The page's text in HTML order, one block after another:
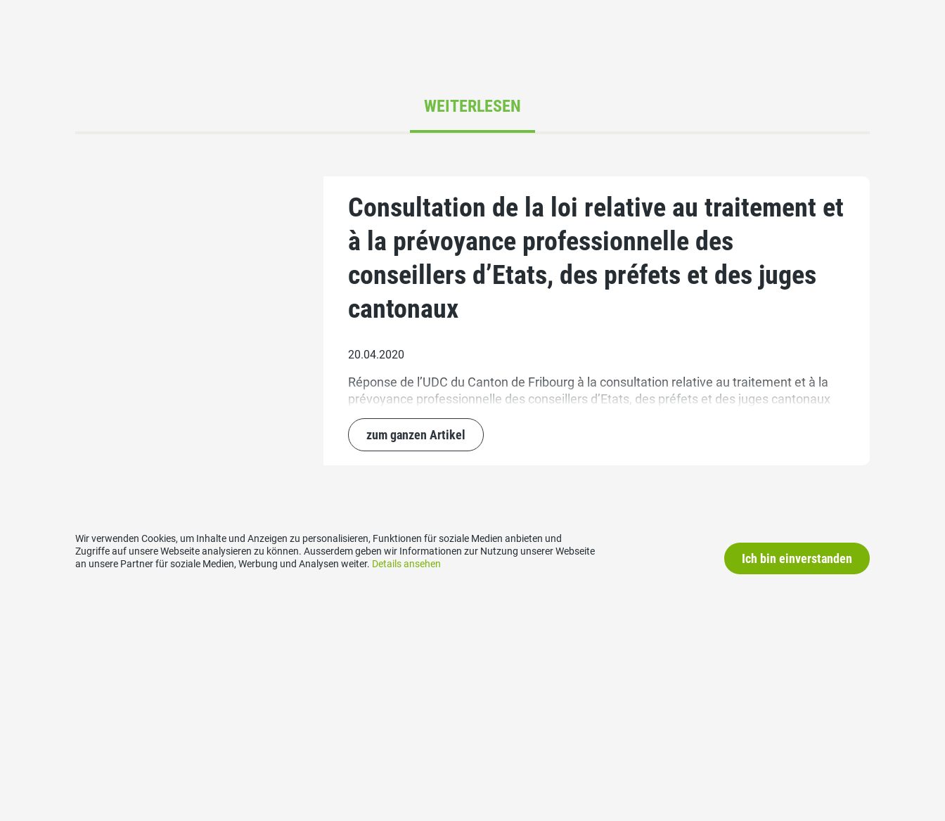
WEITERLESEN
Consultation de la loi relative au traitement et
à la prévoyance professionnelle des
conseillers d’Etats, des préfets et des juges
cantonaux
20.04.2020
Réponse de l’UDC du Canton de Fribourg à la consultation relative au traitement et à la
prévoyance professionnelle des conseillers d’Etats, des préfets et des juges cantonaux
zum ganzen Artikel
Wir verwenden Cookies, um Inhalte und Anzeigen zu personalisieren, Funktionen für soziale Medien anbieten und
Zugriffe auf unsere Webseite analysieren zu können. Ausserdem geben wir Informationen zur Nutzung unserer Webseite
an unsere Partner für soziale Medien, Werbung und Analysen weiter. Details ansehen Ich bin einverstanden